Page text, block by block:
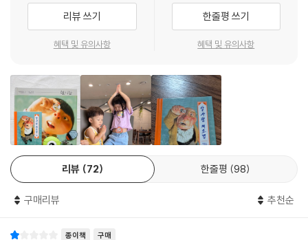
별이 총총 뜬 맑은 날, 한 노인이 가부좌를 틀고 조용한 밤을 기다린다. 올
풀린 잿빛 내복과 물 빠진 줄무늬 트렁크 파자마를 입은 노인은 숨을 고르
고, 정성스럽게 요가 동작을 수련한다. 따끈하게 목욕을 하고, 가장 편안한
의 독특한 수행법이다. 맑은 물을 담아 별이 잘 보이는 베란다로 나선 노인
은 이제 본격적인 알사탕 제조에 들어간다. 재료는 그리 특별할 게 없다. 맑
은 물, 냄비, 보자기, 재미있는 책… 주변에 있는 흔한 것들뿐이다. 조금 특
별하다면, 파랑새처럼 말이 잘 통하는 몸집 작은 친구랄까? 이 평범한 재
료로 간절한 마음의 소리를 들려주는 알사탕을 만들 수 있을까? 우리도 진
짜 알사탕을 맛볼 수 있을까? 펼쳐라. 그 비법이 바로 눈앞에 있다. 단, 실패
없는 알사탕을 만들기 위해서는 본문 하단의 주석을 꼼꼼히 읽는 것이 중
리뷰 쓰기
혜택 및 유의사항
한줄평 쓰기
혜택 및 유의사항
리뷰 72 한줄평 98
구매리뷰 추천순
종이책 구매